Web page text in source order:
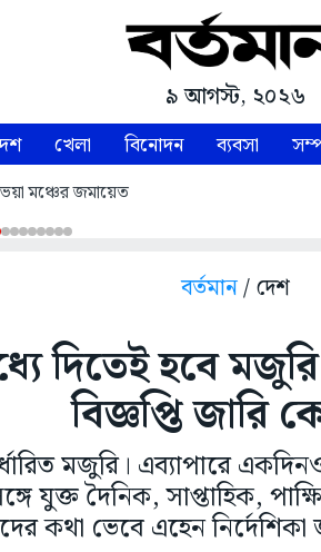
৯ আগস্ট, ২০২৬
খেলা বিনোদন ব্যবসা
মঞ্চের জমায়েত
বর্তমান/ দেশ
দিতেই হবে
বিজ্ঞপ্তি জারি
মজুরি। এব্যাপারে
যুক্ত দৈনিক, সাপ্তাহিক,
কথা ভেবে এহেন